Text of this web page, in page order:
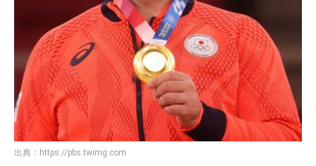
出典： https://pbs.twimg.com